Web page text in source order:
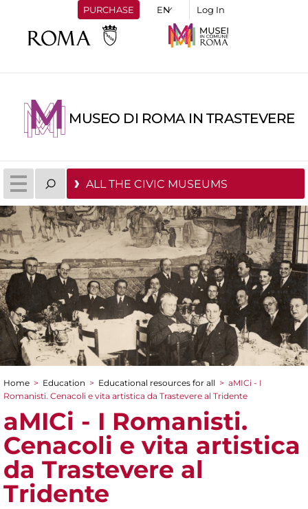
PURCHASE Log In
MUSEO DI ROMA IN TRASTEVERE
ALL THE CIVIC MUSEUMS
You are here
Home > Education > Educational resources for all > aMICi - I
Romanisti. Cenacoli e vita artistica da Trastevere al Tridente
aMICi - I Romanisti.
Cenacoli e vita artistica
da Trastevere al
Tridente